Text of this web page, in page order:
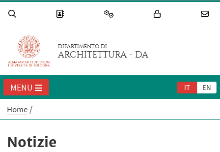
DIPARTIMENTO DI
ARCHITETTURA - DA
IT EN
MENU
Home
Notizie